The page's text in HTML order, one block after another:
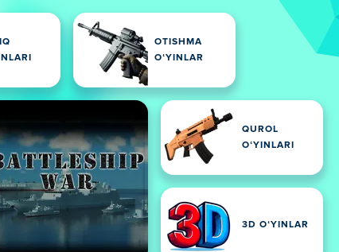
OTISHMA
OʻYINLAR
QUROL
OʻYINLARI
3D OʻYINLAR